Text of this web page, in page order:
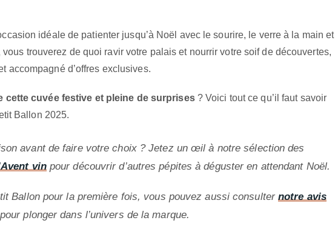
idéale de patienter jusqu’à Noël avec le sourire, le verre à la main et
vous trouverez de quoi ravir votre palais et nourrir votre soif de découvertes,
accompagné d’offres exclusives.
cette cuvée festive et pleine de surprises? Voici tout ce qu’il faut savoir
Ballon 2025.
avant de faire votre choix ? Jetez un œil à notre sélection des
vinpour découvrir d’autres pépites à déguster en attendant Noël.
Ballon pour la première fois, vous pouvez aussi consulternotre avis
plonger dans l’univers de la marque.